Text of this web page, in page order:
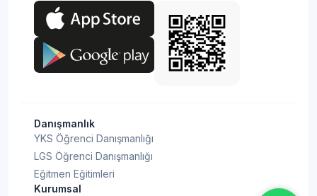
Danışmanlık
YKS Öğrenci Danışmanlığı
LGS Öğrenci Danışmanlığı
Eğitmen Eğitimleri
Kurumsal